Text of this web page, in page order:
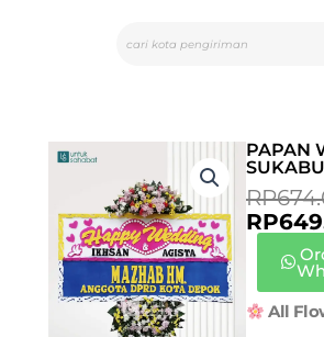
PAPAN
RP
RP
All